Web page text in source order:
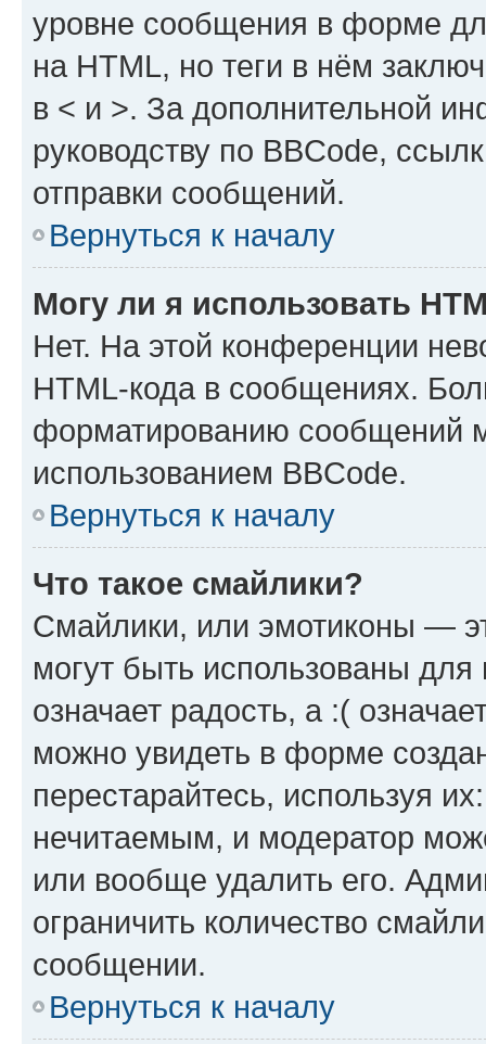
уровне сообщения в форме
на HTML, но теги в нём
в < и >. За дополнительной
руководству по BBCode,
отправки сообщений.
Вернуться к началу
Могу ли я использовать
Нет. На этой конференции
HTML-кода в сообщениях.
форматированию сообщений
использованием BBCode.
Вернуться к началу
Что такое смайлики?
Смайлики, или эмотиконы —
могут быть использованы
означает радость, а :(
можно увидеть в форме
перестарайтесь, используя
нечитаемым, и модератор
или вообще удалить его.
ограничить количество
сообщении.
Вернуться к началу